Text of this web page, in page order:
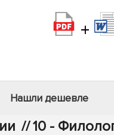
+
Нашли дешевле
//10 -